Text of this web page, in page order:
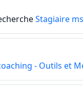
Stagiaire
- Outils et